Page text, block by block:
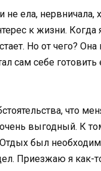
ела, нервничала,
к жизни. Когда
Но от чего?
сам себе
что
выгодный. К
был
Приезжаю я как-